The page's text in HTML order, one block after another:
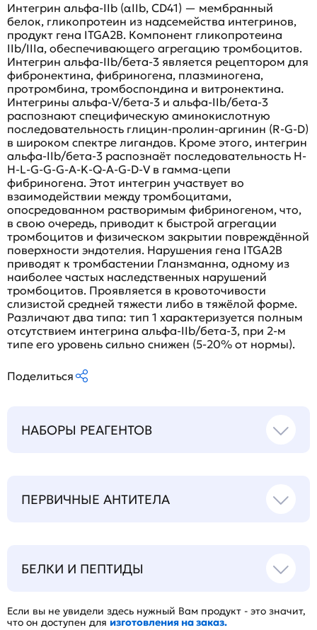
Интегрин альфа-IIb (αIIb, CD41) — мембранный
белок, гликопротеин из надсемейства интегринов,
продукт гена ITGA2B. Компонент гликопротеина
IIb/IIIa, обеспечивающего агрегацию тромбоцитов.
Интегрин альфа-IIb/бета-3 является рецептором для
фибронектина, фибриногена, плазминогена,
протромбина, тромбоспондина и витронектина.
Интегрины альфа-V/бета-3 и альфа-IIb/бета-3
распознают специфическую аминокислотную
последовательность глицин-пролин-аргинин (R-G-D)
в широком спектре лигандов. Кроме этого, интегрин
альфа-IIb/бета-3 распознаёт последовательность H-
H-L-G-G-G-A-K-Q-A-G-D-V в гамма-цепи
фибриногена. Этот интегрин участвует во
взаимодействии между тромбоцитами,
опосредованном растворимым фибриногеном, что,
в свою очередь, приводит к быстрой агрегации
тромбоцитов и физическом закрытии повреждённой
поверхности эндотелия. Нарушения гена ITGA2B
приводят к тромбастении Гланзманна, одному из
наиболее частых наследственных нарушений
тромбоцитов. Проявляется в кровоточивости
слизистой средней тяжести либо в тяжёлой форме.
Различают два типа: тип 1 характеризуется полным
отсутствием интегрина альфа-IIb/бета-3, при 2-м
типе его уровень сильно снижен (5-20% от нормы).
Поделиться
НАБОРЫ РЕАГЕНТОВ
ПЕРВИЧНЫЕ АНТИТЕЛА
БЕЛКИ И ПЕПТИДЫ
Если вы не увидели здесь нужный Вам продукт - это значит,
что он доступен для изготовления на заказ.